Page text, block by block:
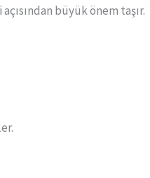
büyük önem taşır.